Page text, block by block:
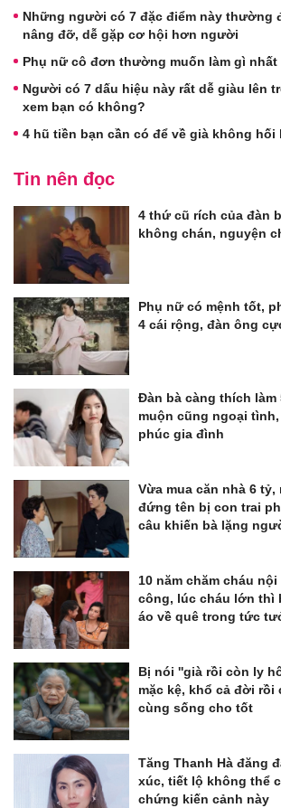
Những người có 7 đặc điểm này thường
nâng đỡ, dễ gặp cơ hội hơn người
Phụ nữ cô đơn thường muốn làm gì nhất
Người có 7 dấu hiệu này rất dễ giàu lên
xem bạn có không?
4 hũ tiền bạn cần có để về già không hối
Tin nên đọc
4 thứ cũ rích của đàn
không chán, nguyện
Phụ nữ có mệnh tốt,
4 cái rộng, đàn ông
Đàn bà càng thích làm
muộn cũng ngoại
phúc gia đình
Vừa mua căn nhà 6 tỷ,
đứng tên bị con trai
câu khiến bà lặng
10 năm chăm cháu
công, lúc cháu lớn thì
áo về quê trong tức
Bị nói ''già rồi còn ly
mặc kệ, khổ cả đời rồi
cùng sống cho tốt
Tăng Thanh Hà đăng
xúc, tiết lộ không thể
chứng kiến cảnh này